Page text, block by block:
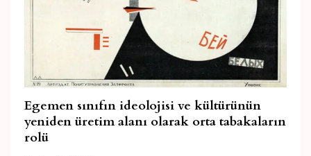
Egemen sınıfın ideolojisi ve kültürünün
yeniden üretim alanı olarak orta tabakaların
rolü